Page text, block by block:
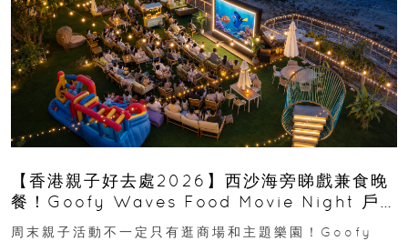
【香港親子好去處2026】西沙海旁睇戲兼食晚
餐！Goofy Waves Food Movie Night 戶
外影院逢週末登場
周末親子活動不一定只有逛商場和主題樂園！Goofy